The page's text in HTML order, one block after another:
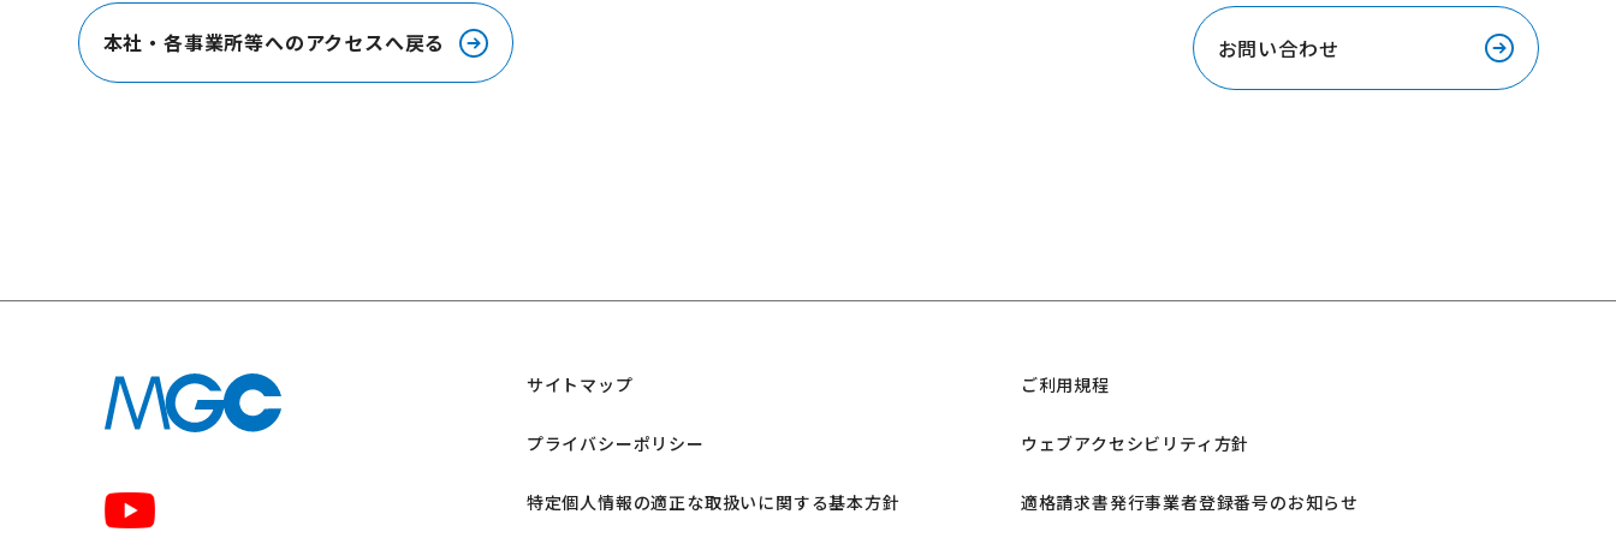
本社・各事業所等へのアクセスへ戻る お問い合わせ
サイトマップ
プライバシーポリシー
特定個人情報の適正な取扱いに関する基本方針
ご利用規程
ウェブアクセシビリティ方針
適格請求書発行事業者登録番号のお知らせ